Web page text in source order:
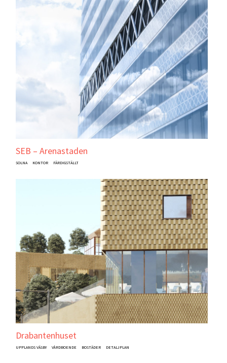
SEB – Arenastaden
SOLNA KONTOR FÄRDIGSTÄLLT
Drabantenhuset
UPPLANDS VÄSBY VÅRDBOENDE BOSTÄDER DETALJPLAN